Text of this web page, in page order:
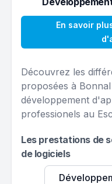
En savoir
Découvrez les
proposées à
développement
professionels au
Les prestations de
de logiciels